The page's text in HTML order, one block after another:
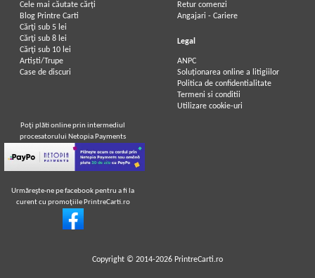
Cele mai căutate cărți
Blog Printre Carti
Cărţi sub 5 lei
Cărţi sub 8 lei
Cărţi sub 10 lei
Artiști/Trupe
Case de discuri
Retur comenzi
Angajari - Cariere
Legal
ANPC
Soluționarea online a litigiilor
Politica de confidentialitate
Termeni si conditii
Utilizare cookie-uri
Poţi plăti online prin intermediul
procesatorului Netopia Payments
Urmăreşte-ne pe facebook pentru a fi la
curent cu promoţiile PrintreCarti.ro
Copyright © 2014-2026 PrintreCarti.ro